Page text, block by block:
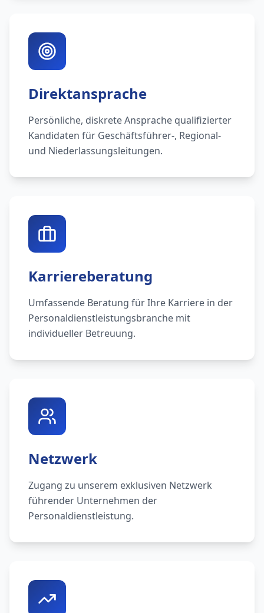
Direktansprache
Persönliche, diskrete Ansprache qualifizierter
Kandidaten für Geschäftsführer-, Regional-
und Niederlassungsleitungen.
Karriereberatung
Umfassende Beratung für Ihre Karriere in der
Personaldienstleistungsbranche mit
individueller Betreuung.
Netzwerk
Zugang zu unserem exklusiven Netzwerk
führender Unternehmen der
Personaldienstleistung.